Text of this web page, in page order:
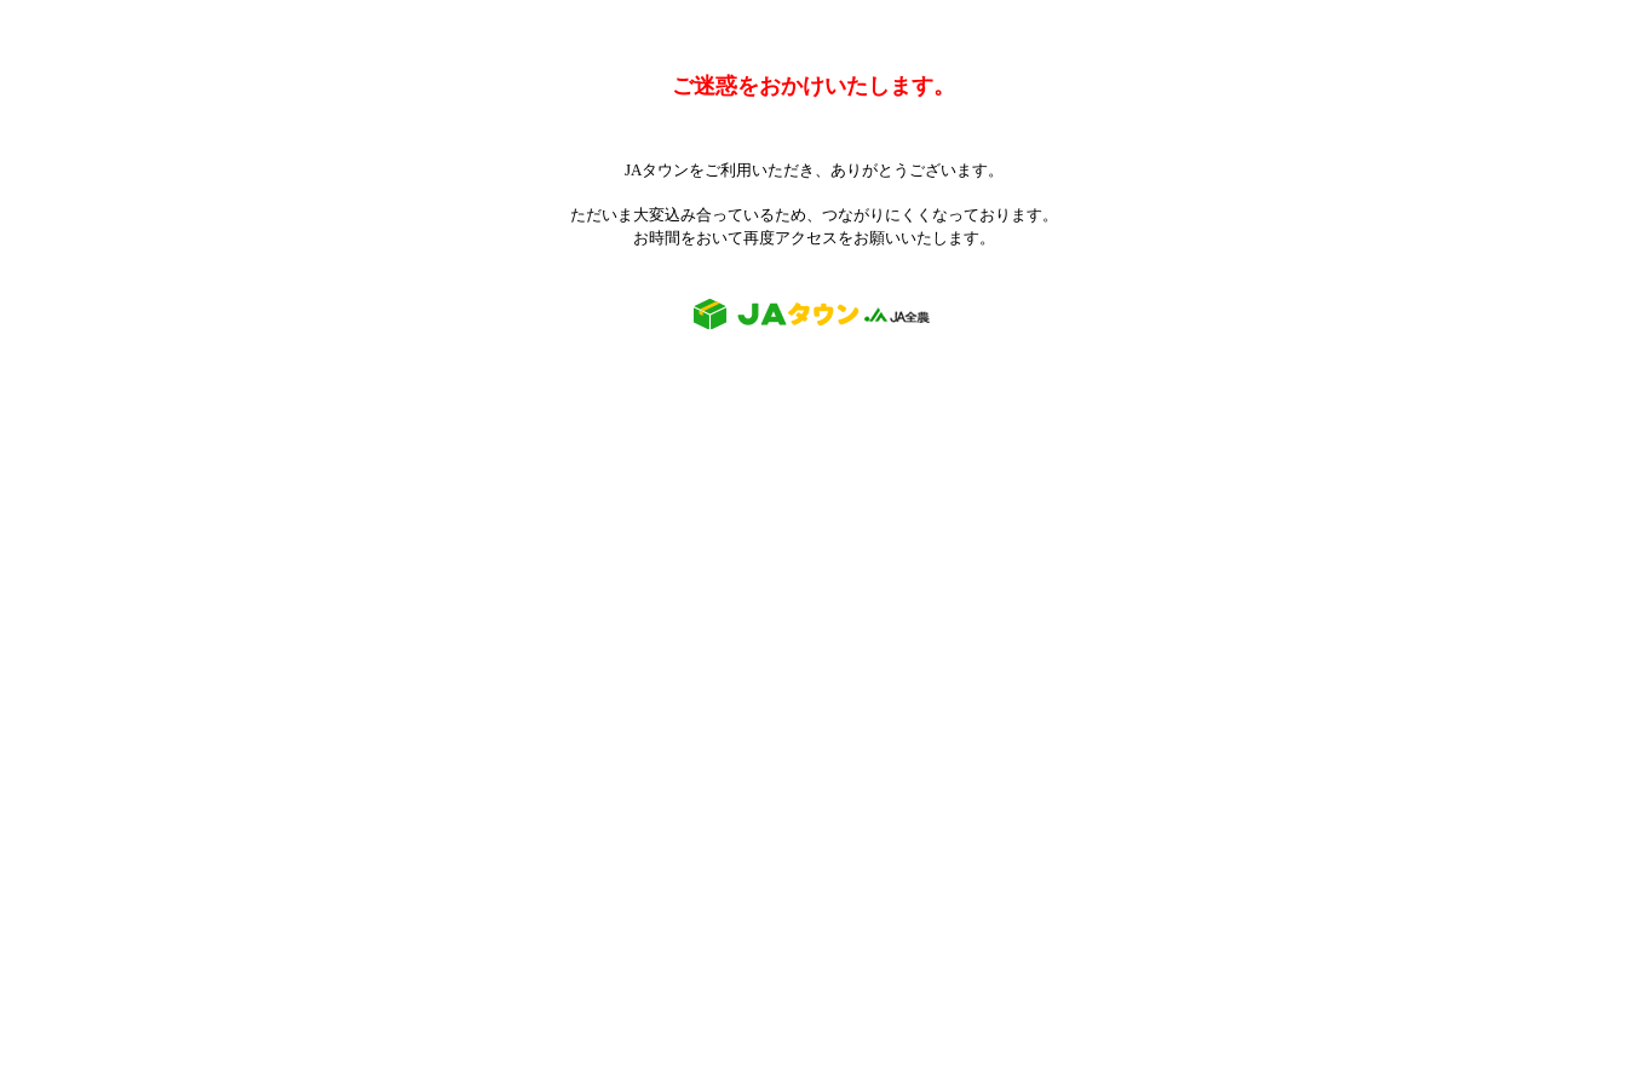
ご迷惑をおかけいたします。
JAタウンをご利用いただき、ありがとうございます。
ただいま大変込み合っているため、つながりにくくなっております。
お時間をおいて再度アクセスをお願いいたします。